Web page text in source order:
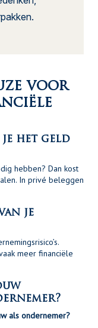
voor
je het geld
hebben? Dan kost
In privé beleggen
je
meer financiële
als ondernemer?